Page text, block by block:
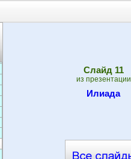
Cлайд 11
из презентации
Илиада